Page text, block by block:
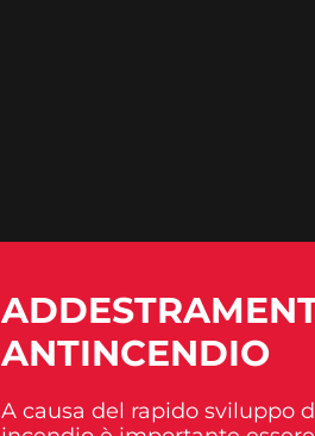
ANTINCENDIO
A causa del rapido sviluppo